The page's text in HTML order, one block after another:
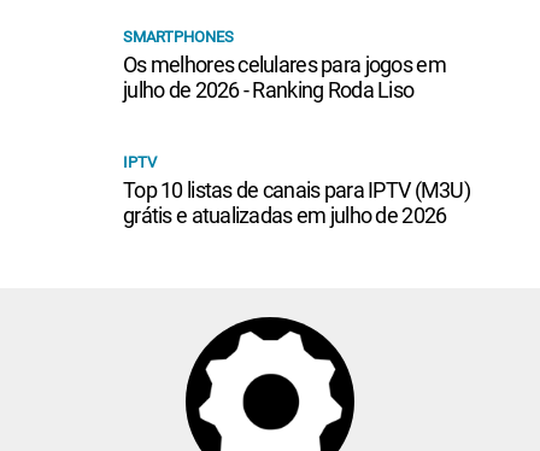
SMARTPHONES
Os melhores celulares para jogos em
julho de 2026 - Ranking Roda Liso
IPTV
Top 10 listas de canais para IPTV (M3U)
grátis e atualizadas em julho de 2026